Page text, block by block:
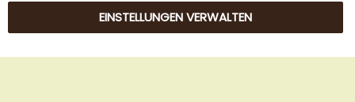
© 2025 Beans Kaffeehandel OG. Alle Rechte vorbehalten.
EINSTELLUNGEN VERWALTEN